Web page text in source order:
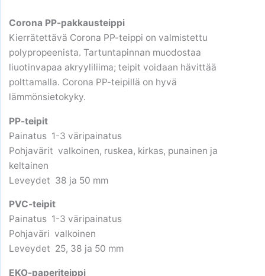
Corona PP-pakkausteippi
Kierrätettävä Corona PP-teippi on valmistettu
polypropeenista. Tartuntapinnan muodostaa
liuotinvapaa akryyliliima; teipit voidaan hävittää
polttamalla. Corona PP-teipillä on hyvä
lämmönsietokyky.
PP-teipit
Painatus 1-3 väripainatus
Pohjavärit valkoinen, ruskea, kirkas, punainen ja
keltainen
Leveydet 38 ja 50 mm
PVC-teipit
Painatus 1-3 väripainatus
Pohjaväri valkoinen
Leveydet 25, 38 ja 50 mm
EKO-paperiteippi